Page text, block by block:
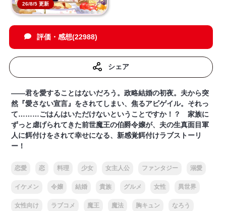
26/8/5 更新
評価・感想(22988)
シェア
――君を愛することはないだろう。政略結婚の初夜。夫から突
然『愛さない宣言』をされてしまい、焦るアビゲイル。それっ
て………ごはんはいただけないということですか！？ 家族に
ずっと虐げられてきた前世魔王の伯爵令嬢が、夫の生真面目軍
人に餌付けをされて幸せになる、新感覚餌付けラブストーリ
ー！
恋愛 恋 料理 少女 女主人公 ファンタジー 溺愛
イケメン 令嬢 結婚 貴族 グルメ 女性 異世界
女性向け ラブコメ 魔王 魔法 胸キュン なろう